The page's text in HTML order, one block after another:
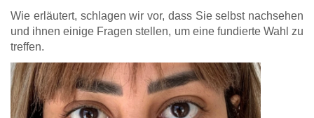
Wie erläutert, schlagen wir vor, dass Sie selbst nachsehen
und ihnen einige Fragen stellen, um eine fundierte Wahl zu
treffen.